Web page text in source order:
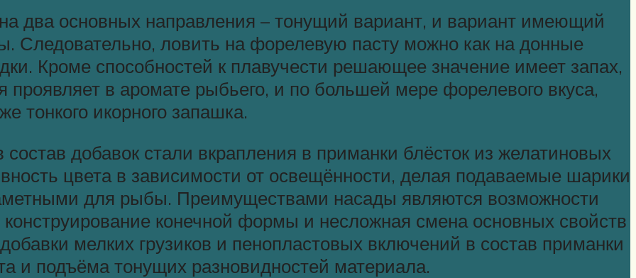
два основных направления – тонущий вариант, и вариант имеющий
Следовательно, ловить на форелевую пасту можно как на донные
Кроме способностей к плавучести решающее значение имеет запах,
проявляет в аромате рыбьего, и по большей мере форелевого вкуса,
тонкого икорного запашка.
добавок стали вкрапления в приманки блёсток из желатиновых
цвета в зависимости от освещённости, делая подаваемые шарики
для рыбы. Преимуществами насады являются возможности
конечной формы и несложная смена основных свойств
мелких грузиков и пенопластовых включений в состав приманки
и подъёма тонущих разновидностей материала.